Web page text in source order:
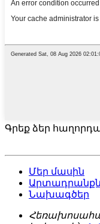
Գրեք ձեր
Մեր մասին
Նախագծեր